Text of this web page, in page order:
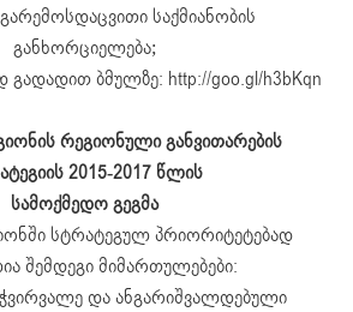
საქმიანობის
განხორციელება;
გადადით ბმულზე: http://goo.gl/h3bKqn
რეგიონული განვითარების
2015-2017 წლის
სამოქმედო გეგმა
სტრატეგულ პრიორიტეტებად
შემდეგი მიმართულებები:
და ანგარიშვალდებული